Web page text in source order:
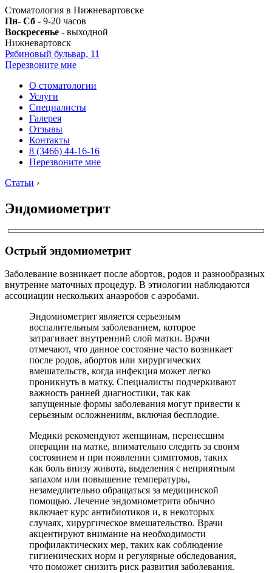
Стоматология в Нижневартовске
Пн- Сб - 9-20 часов
Воскресенье - выходной
Нижневартовск
Рябиновый бульвар, 11
Перезвоните мне
О стоматологии
Услуги
Специалисты
Галерея
Отзывы
Контакты
8 (3466) 44-16-16
Перезвоните мне
Статьи ›
Эндомиометрит
Острый эндомиометрит
Заболевание возникает после абортов, родов и разнообразных
внутренне маточных процедур. В этиологии наблюдаются
ассоциации нескольких анаэробов с аэробами.
Эндомиометрит является серьезным
воспалительным заболеванием, которое
затрагивает внутренний слой матки. Врачи
отмечают, что данное состояние часто возникает
после родов, абортов или хирургических
вмешательств, когда инфекция может легко
проникнуть в матку. Специалисты подчеркивают
важность ранней диагностики, так как
запущенные формы заболевания могут привести к
серьезным осложнениям, включая бесплодие.
Медики рекомендуют женщинам, перенесшим
операции на матке, внимательно следить за своим
состоянием и при появлении симптомов, таких
как боль внизу живота, выделения с неприятным
запахом или повышение температуры,
незамедлительно обращаться за медицинской
помощью. Лечение эндомиометрита обычно
включает курс антибиотиков и, в некоторых
случаях, хирургическое вмешательство. Врачи
акцентируют внимание на необходимости
профилактических мер, таких как соблюдение
гигиенических норм и регулярные обследования,
что поможет снизить риск развития заболевания.